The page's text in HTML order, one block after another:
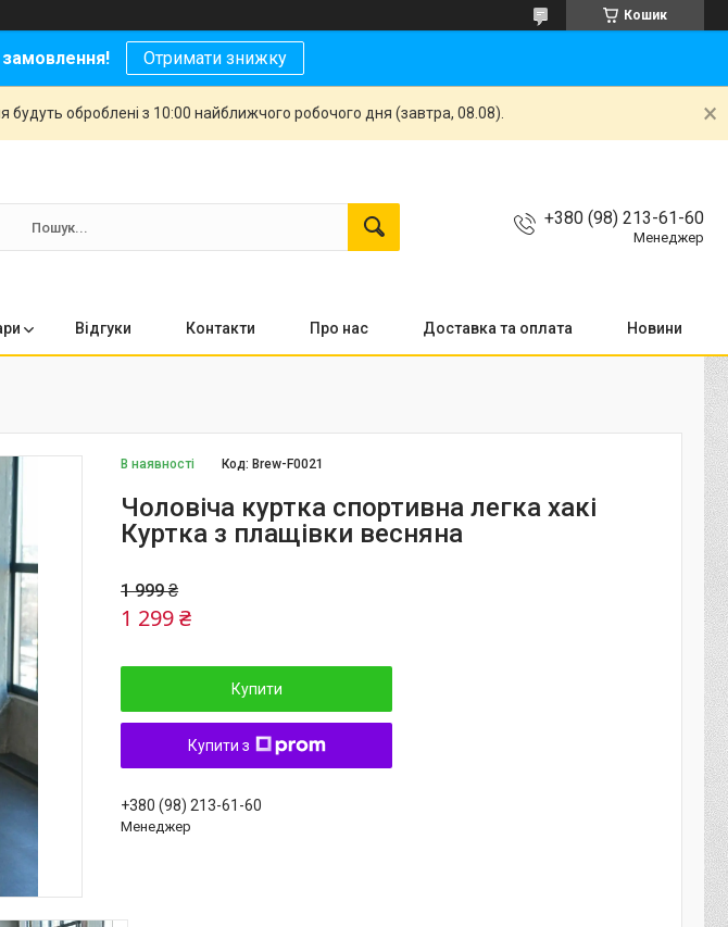
Кошик
Отримати знижку
оброблені з 10:00 найближчого робочого дня (завтра, 08.08).
+380 (98) 213-61-60
Менеджер
Відгуки Контакти Про нас Доставка та оплата Новини
В наявності Код: Brew-F0021
Чоловіча куртка спортивна легка хакі
Куртка з плащівки весняна
1 999 ₴
1 299 ₴
Купити
Купити з
+380 (98) 213-61-60
Менеджер